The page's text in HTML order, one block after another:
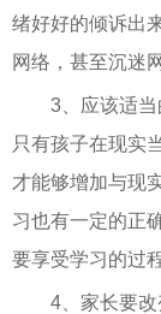
绪好好的倾诉出
网络，甚至沉迷
3、应该适当
只有孩子在现实
才能够增加与现
习也有一定的正
要享受学习的过程
4、家长要